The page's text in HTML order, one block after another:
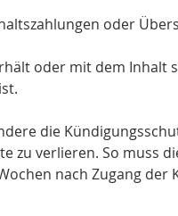
oder
oder mit dem Inhalt
die
zu verlieren. So muss
nach Zugang der